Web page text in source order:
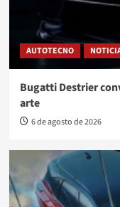
AUTOTECNO
Bugatti Destrier
arte
6 de agosto de 2026